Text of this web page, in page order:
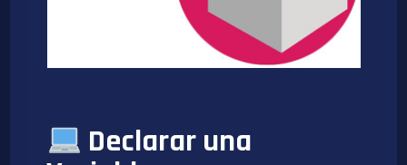
Declarar una